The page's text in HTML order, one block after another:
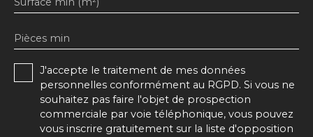
Pièces min
J'accepte le traitement de mes données
personnelles conformément au RGPD. Si vous ne
souhaitez pas faire l'objet de prospection
commerciale par voie téléphonique, vous pouvez
vous inscrire gratuitement sur la liste d'opposition